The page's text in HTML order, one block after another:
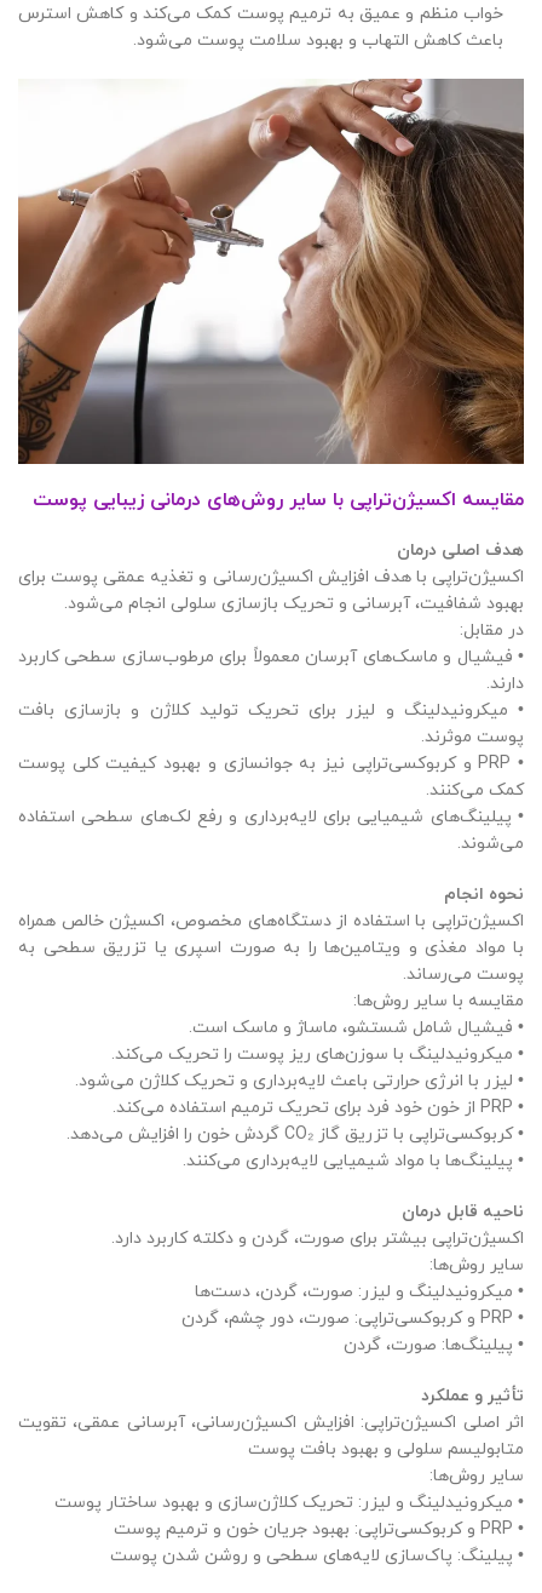
خواب منظم و عمیق به ترمیم پوست کمک می‌کند و کاهش استرس
باعث کاهش التهاب و بهبود سلامت پوست می‌شود.
مقایسه اکسیژن‌تراپی با سایر روش‌های درمانی زیبایی پوست
هدف اصلی درمان
اکسیژن‌تراپی با هدف افزایش اکسیژن‌رسانی و تغذیه عمقی پوست برای
بهبود شفافیت، آبرسانی و تحریک بازسازی سلولی انجام می‌شود.
در مقابل:
• فیشیال و ماسک‌های آبرسان معمولاً برای مرطوب‌سازی سطحی کاربرد
دارند.
• میکرونیدلینگ و لیزر برای تحریک تولید کلاژن و بازسازی بافت
پوست موثرند.
• PRP و کربوکسی‌تراپی نیز به جوانسازی و بهبود کیفیت کلی پوست
کمک می‌کنند.
• پیلینگ‌های شیمیایی برای لایه‌برداری و رفع لک‌های سطحی استفاده
می‌شوند.
نحوه انجام
اکسیژن‌تراپی با استفاده از دستگاه‌های مخصوص، اکسیژن خالص همراه
با مواد مغذی و ویتامین‌ها را به صورت اسپری یا تزریق سطحی به
پوست می‌رساند.
مقایسه با سایر روش‌ها:
• فیشیال شامل شستشو، ماساژ و ماسک است.
• میکرونیدلینگ با سوزن‌های ریز پوست را تحریک می‌کند.
• لیزر با انرژی حرارتی باعث لایه‌برداری و تحریک کلاژن می‌شود.
• PRP از خون خود فرد برای تحریک ترمیم استفاده می‌کند.
• کربوکسی‌تراپی با تزریق گاز CO₂ گردش خون را افزایش می‌دهد.
• پیلینگ‌ها با مواد شیمیایی لایه‌برداری می‌کنند.
ناحیه قابل درمان
اکسیژن‌تراپی بیشتر برای صورت، گردن و دکلته کاربرد دارد.
سایر روش‌ها:
• میکرونیدلینگ و لیزر: صورت، گردن، دست‌ها
• PRP و کربوکسی‌تراپی: صورت، دور چشم، گردن
• پیلینگ‌ها: صورت، گردن
تأثیر و عملکرد
اثر اصلی اکسیژن‌تراپی: افزایش اکسیژن‌رسانی، آبرسانی عمقی، تقویت
متابولیسم سلولی و بهبود بافت پوست
سایر روش‌ها:
• میکرونیدلینگ و لیزر: تحریک کلاژن‌سازی و بهبود ساختار پوست
• PRP و کربوکسی‌تراپی: بهبود جریان خون و ترمیم پوست
• پیلینگ: پاک‌سازی لایه‌های سطحی و روشن شدن پوست